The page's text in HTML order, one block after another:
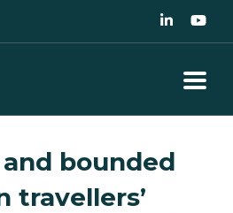
bounded
travellers’